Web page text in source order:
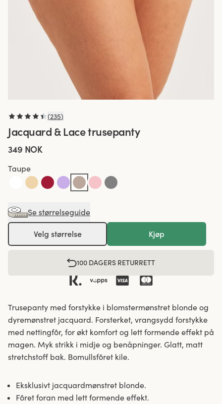
(235)
Jacquard & Lace trusepanty
349 NOK
Taupe
Se størrelseguide
Velg størrelse Kjøp
100 DAGERS RETURRETT
Trusepanty med forstykke i blomstermønstret blonde og
dyremønstret jacquard. Forsterket, vrangsydd forstykke
med nettingfôr, for økt komfort og lett formende effekt på
magen. Myk strikk i midje og benåpninger. Glatt, matt
stretchstoff bak. Bomullsfôret kile.
Eksklusivt jacquardmønstret blonde.
Fôret foran med lett formende effekt.